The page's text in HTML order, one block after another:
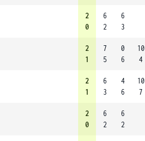
2
0
6
2
6
3
2
1
7
5
0
6
10
4
2
1
6
3
4
6
10
7
2
0
6
2
6
2